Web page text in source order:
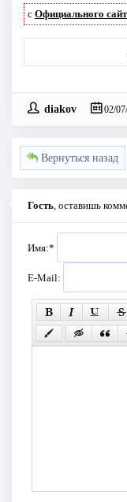
с Официального
diakov 02/
Вернуться назад
Гость, оставишь
Имя:*
E-Mail: